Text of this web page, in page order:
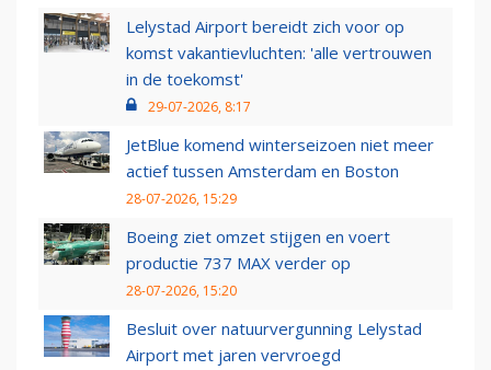
Lelystad Airport bereidt zich voor op
komst vakantievluchten: 'alle vertrouwen
in de toekomst'
29-07-2026, 8:17
JetBlue komend winterseizoen niet meer
actief tussen Amsterdam en Boston
28-07-2026, 15:29
Boeing ziet omzet stijgen en voert
productie 737 MAX verder op
28-07-2026, 15:20
Besluit over natuurvergunning Lelystad
Airport met jaren vervroegd